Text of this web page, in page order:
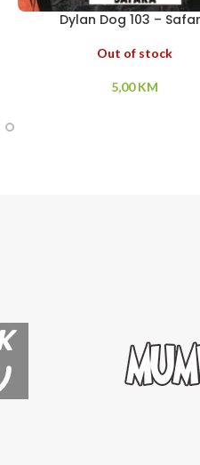
Dylan Dog 103 –
Out of stock
5,00KM